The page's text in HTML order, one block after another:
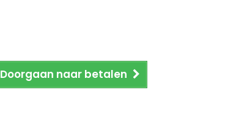
Doorgaan naar betalen